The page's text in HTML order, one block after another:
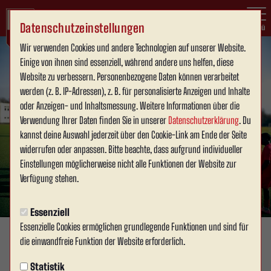
Datenschutzeinstellungen
Wir verwenden Cookies und andere Technologien auf unserer Website.
Einige von ihnen sind essenziell, während andere uns helfen, diese
Website zu verbessern. Personenbezogene Daten können verarbeitet
werden (z. B. IP-Adressen), z. B. für personalisierte Anzeigen und Inhalte
oder Anzeigen- und Inhaltsmessung. Weitere Informationen über die
Verwendung Ihrer Daten finden Sie in unserer Datenschutzerklärung. Du
kannst deine Auswahl jederzeit über den Cookie-Link am Ende der Seite
widerrufen oder anpassen. Bitte beachte, dass aufgrund individueller
Einstellungen möglicherweise nicht alle Funktionen der Website zur
Verfügung stehen.
Essenziell
Essenzielle Cookies ermöglichen grundlegende Funktionen und sind für
die einwandfreie Funktion der Website erforderlich.
Statistik
Menü
WERSENACHWUCHS
Samstag, 17.01.2026 16:08 Uhr